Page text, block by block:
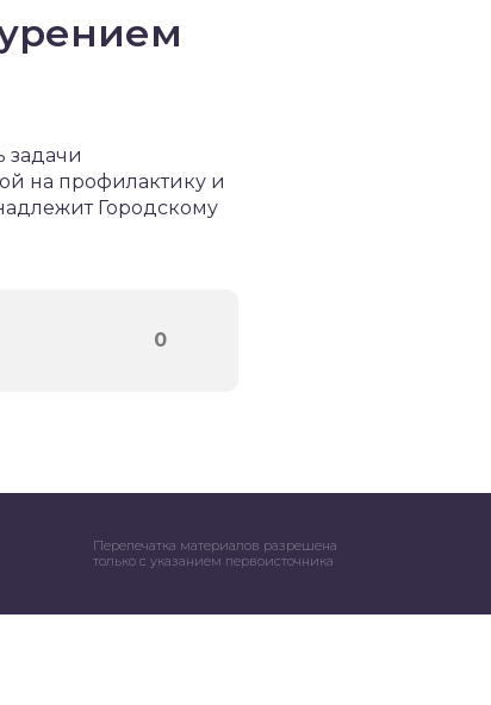
задачи
на профилактику и
Городскому
0
Перепечатка материалов разрешена
только с указанием первоисточника